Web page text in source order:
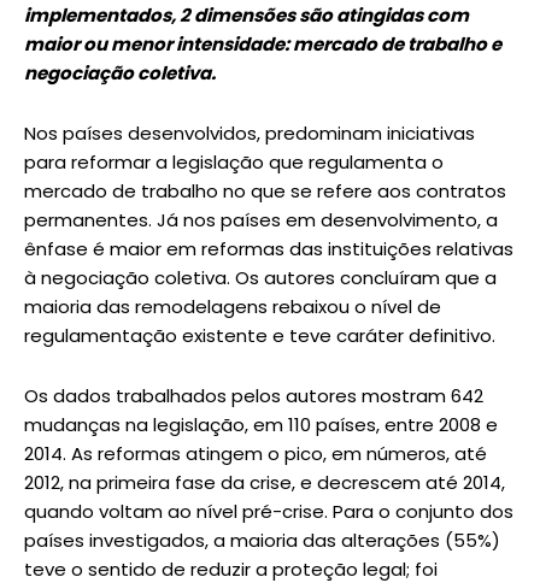
implementados, 2 dimensões são atingidas com
maior ou menor intensidade: mercado de trabalho e
negociação coletiva.
Nos países desenvolvidos, predominam iniciativas
para reformar a legislação que regulamenta o
mercado de trabalho no que se refere aos contratos
permanentes. Já nos países em desenvolvimento, a
ênfase é maior em reformas das instituições relativas
à negociação coletiva. Os autores concluíram que a
maioria das remodelagens rebaixou o nível de
regulamentação existente e teve caráter definitivo.
Os dados trabalhados pelos autores mostram 642
mudanças na legislação, em 110 países, entre 2008 e
2014. As reformas atingem o pico, em números, até
2012, na primeira fase da crise, e decrescem até 2014,
quando voltam ao nível pré-crise. Para o conjunto dos
países investigados, a maioria das alterações (55%)
teve o sentido de reduzir a proteção legal; foi